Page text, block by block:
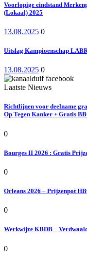
Voorlopige eindstand
(Lokaal) 2025
13.08.2025 0
Uitslag Kampioenschap
13.08.2025 0
Laatste Nieuws
Richtlijnen voor deelname
Op Tegen Kanker + Gratis
0
Bourges II 2026 : Gratis
0
Orleans 2026 – Prijzenpot
0
Werkwijze KBDB –
0